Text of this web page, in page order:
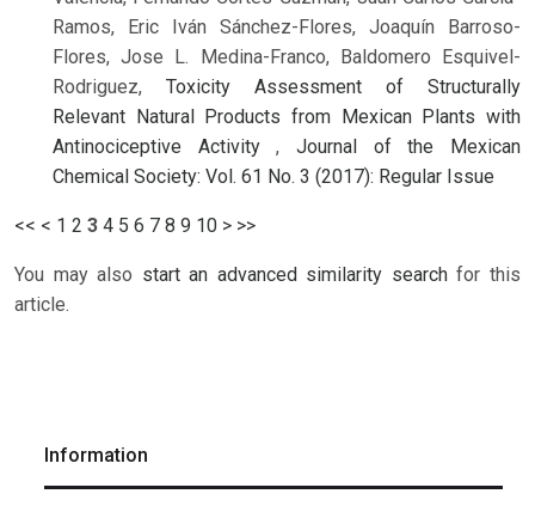
Ramos, Eric Iván Sánchez-Flores, Joaquín Barroso-
Flores, Jose L. Medina-Franco, Baldomero Esquivel-
Rodriguez, Toxicity Assessment of Structurally
Relevant Natural Products from Mexican Plants with
Antinociceptive Activity,Journal of the Mexican
Chemical Society: Vol. 61 No. 3 (2017): Regular Issue
<< < 1 2 3 4 5 6 7 8 9 10 > >>
You may also start an advanced similarity searchfor this
article.
Information